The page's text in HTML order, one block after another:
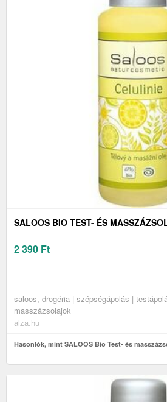
SALOOS BIO TEST- ÉS
2 390 Ft
saloos, drogéria | szépségápolás |
masszázsolajok
alza.hu
Hasonlók, mint SALOOS Bio Test- és